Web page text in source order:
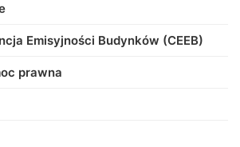
Emisyjności Budynków (CEEB)
prawna